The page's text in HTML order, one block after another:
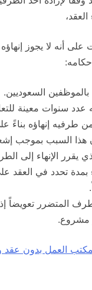
أنه لا يجوز
السعوديين.
عدد سنوات معينة
طرفيه إنهاؤه
هذا السبب بموجب
يقرر الإنهاء إلى
بمدة تحدد في العقد
المتضرر تعويضاً
مشروع.
العمل بدون عقد